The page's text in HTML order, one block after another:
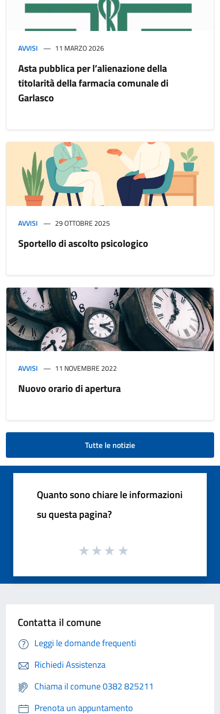
AVVISI 11 MARZO 2026
Asta pubblica per l’alienazione della
titolarità della farmacia comunale di
Garlasco
AVVISI 29 OTTOBRE 2025
Sportello di ascolto psicologico
AVVISI 11 NOVEMBRE 2022
Nuovo orario di apertura
Tutte le notizie
Quanto sono chiare le informazioni
su questa pagina?
Contatta il comune
Leggi le domande frequenti
Richiedi Assistenza
Chiama il comune 0382 825211
Prenota un appuntamento